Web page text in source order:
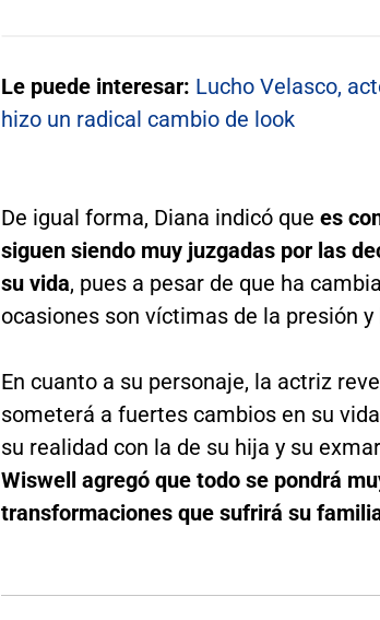
Le puede interesar: Lucho Velasco,
hizo un radical cambio de look
De igual forma, Diana indicó que es
siguen siendo muy juzgadas por las
su vida, pues a pesar de que ha
ocasiones son víctimas de la presión
En cuanto a su personaje, la actriz
someterá a fuertes cambios en su
su realidad con la de su hija y su
Wiswell agregó que todo se pondrá
transformaciones que sufrirá su